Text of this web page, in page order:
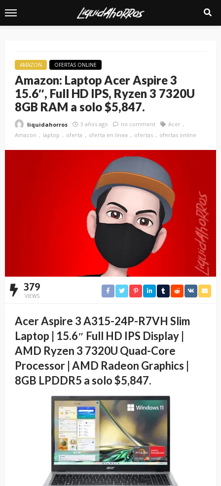
AMAZON OFERTAS ONLINE
Amazon: Laptop Acer Aspire 3
15.6″, Full HD IPS, Ryzen 3 7320U
8GB RAM a solo $5,847.
liquidahorros 3 años ago no comment
Acer
Amazon
laptop oferta oferta en linea ofertas ofertas online
379
VIEWS
Acer Aspire 3 A315-24P-R7VH Slim
Laptop | 15.6″ Full HD IPS Display |
AMD Ryzen 3 7320U Quad-Core
Processor | AMD Radeon Graphics |
8GB LPDDR5 a solo $5,847.